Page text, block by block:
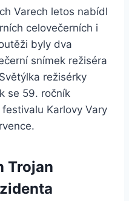
Varech letos nabídl
celovečerních i
byly dva
snímek režiséra
režisérky
se 59. ročník
Karlovy Vary
Trojan